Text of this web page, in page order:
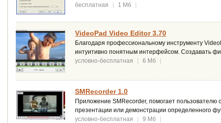
бесплатная
| 1 Мб |
VideoPad Video Editor 3.70
Благодаря профессиональному инструменту
интуитивно понятным интерфейсом. Создавать
условно-бесплатная
| 6 Мб |
SMRecorder 1.0
Приложение SMRecorder, помогает пользователю
презентации или демонстрации определенного
условно-бесплатная
| 9 Мб |